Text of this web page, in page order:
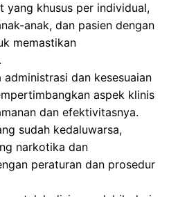
yang khusus per individual,
anak, dan pasien dengan
memastikan
dan kesesuaian
aspek klinis
dan efektivitasnya.
sudah kedaluwarsa,
narkotika dan
peraturan dan prosedur